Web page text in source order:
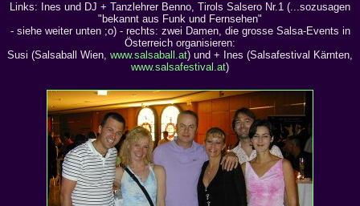
Links: Ines und DJ + Tanzlehrer Benno, Tirols Salsero Nr.1 (...sozusagen
"bekannt aus Funk und Fernsehen"
- siehe weiter unten ;o) - rechts: zwei Damen, die grosse Salsa-Events in
Österreich organisieren:
Susi (Salsaball Wien, www.salsaball.at) und + Ines (Salsafestival Kärnten,
www.salsafestival.at)